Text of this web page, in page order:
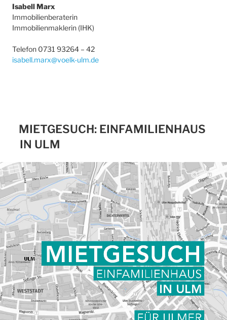
Isabell Marx
Immobilienberaterin
Immobilienmaklerin (IHK)
Telefon 0731 93264 – 42
isabell.marx@voelk-ulm.de
MIETGESUCH: EINFAMILIENHAUS
IN ULM